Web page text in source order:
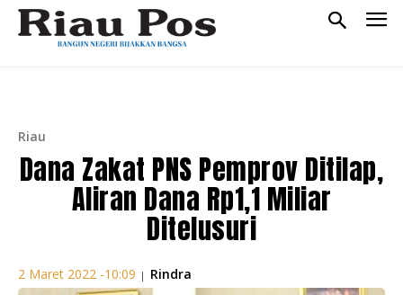
Riau
Dana Zakat PNS Pemprov Ditilap,
Aliran Dana Rp1,1 Miliar
Ditelusuri
2 Maret 2022 -10:09 | Rindra